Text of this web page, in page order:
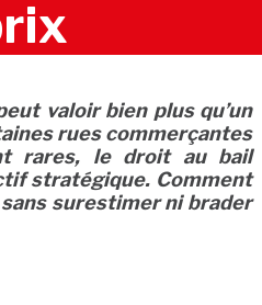
valoir bien plus qu’un
rues commerçantes
rares, le droit au bail
stratégique. Comment
surestimer ni brader